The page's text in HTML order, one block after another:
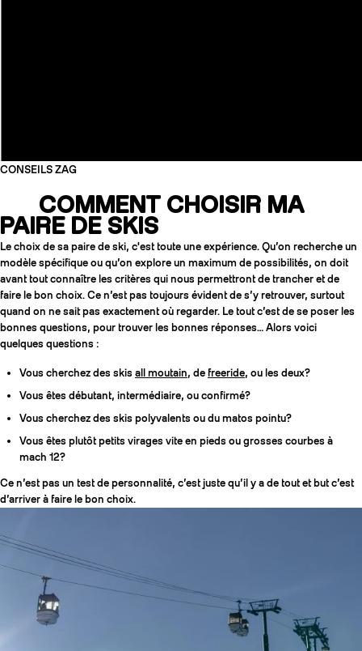
COUTEAUX
CONSEILS ZAG
COMMENT CHOISIR MA
PAIRE DE SKIS
Le choix de sa paire de ski, c'est toute une expérience. Qu’on recherche un
modèle spécifique ou qu’on explore un maximum de possibilités, on doit
avant tout connaître les critères qui nous permettront de trancher et de
faire le bon choix. Ce n’est pas toujours évident de s’y retrouver, surtout
quand on ne sait pas exactement où regarder. Le tout c’est de se poser les
bonnes questions, pour trouver les bonnes réponses… Alors voici
quelques questions :
Vous cherchez des skis all moutain, de freeride, ou les deux?
Vous êtes débutant, intermédiaire, ou confirmé?
Vous cherchez des skis polyvalents ou du matos pointu?
Vous êtes plutôt petits virages vite en pieds ou grosses courbes à
mach 12?
Ce n’est pas un test de personnalité, c’est juste qu’il y a de tout et but c’est
d’arriver à faire le bon choix.